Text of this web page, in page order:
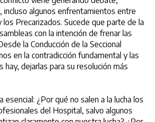
incluso algunos enfrentamientos entre
Precarizados. Sucede que parte de la
con la intención de frenar las
la Conducción de la Seccional
en la contradicción fundamental y las
hay, dejarlas para su resolución más
esencial: ¿Por qué no salen a la lucha los
del Hospital, salvo algunos